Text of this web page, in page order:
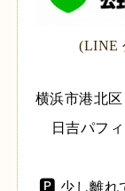
(LINE
横浜市港北
日吉パフィ
🅿 少し離れ